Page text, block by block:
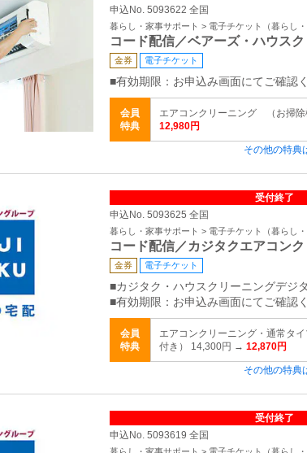
申込No. 5093622 全国
暮らし・家事サポート > 電子チケット（暮らし・
コード配信／ベアーズ・ハウス
金券 電子チケット
■有効期限：お申込み画面にてご確認
会員
特典
エアコンクリーニング （お掃
12,980円
その他の特典
受付終了
申込No. 5093625 全国
暮らし・家事サポート > 電子チケット（暮らし・
コード配信／カジタクエアコン
金券 電子チケット
■カジタク・ハウスクリーニングデジ
■有効期限：お申込み画面にてご確認
会員
特典
エアコンクリーニング・通常タ
付き） 14,300円 → 12,870円
その他の特典
受付終了
申込No. 5093619 全国